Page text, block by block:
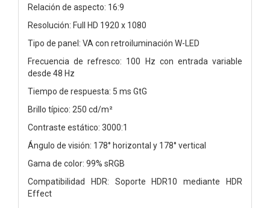
Relación de aspecto: 16:9
Resolución: Full HD 1920 x 1080
Tipo de panel: VA con retroiluminación W-LED
Frecuencia de refresco: 100 Hz con entrada variable
desde 48 Hz
Tiempo de respuesta: 5 ms GtG
Brillo típico: 250 cd/m²
Contraste estático: 3000:1
Ángulo de visión: 178° horizontal y 178° vertical
Gama de color: 99% sRGB
Compatibilidad HDR: Soporte HDR10 mediante HDR
Effect